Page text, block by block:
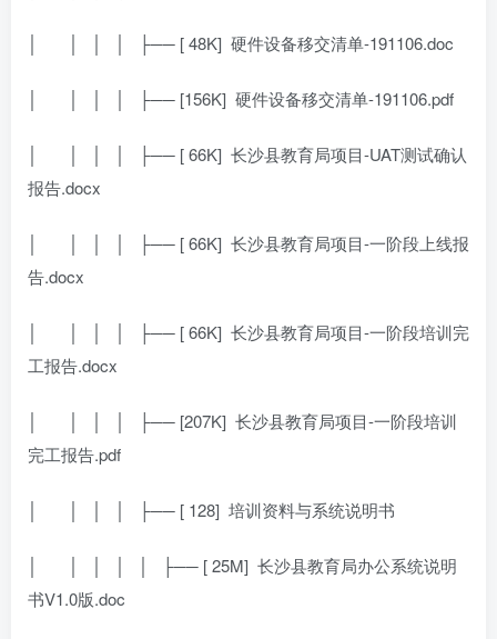
│ │ │ │ ├── [ 48K] 硬件设备移交清单-191106.doc
│ │ │ │ ├── [156K] 硬件设备移交清单-191106.pdf
│ │ │ │ ├── [ 66K] 长沙县教育局项目-UAT测试确认
报告.docx
│ │ │ │ ├── [ 66K] 长沙县教育局项目-一阶段上线报
告.docx
│ │ │ │ ├── [ 66K] 长沙县教育局项目-一阶段培训完
工报告.docx
│ │ │ │ ├── [207K] 长沙县教育局项目-一阶段培训
完工报告.pdf
│ │ │ │ ├── [ 128] 培训资料与系统说明书
│ │ │ │ │ ├── [ 25M] 长沙县教育局办公系统说明
书V1.0版.doc